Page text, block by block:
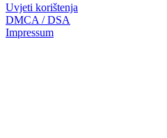
Uvjeti korištenja
DMCA / DSA
Impressum